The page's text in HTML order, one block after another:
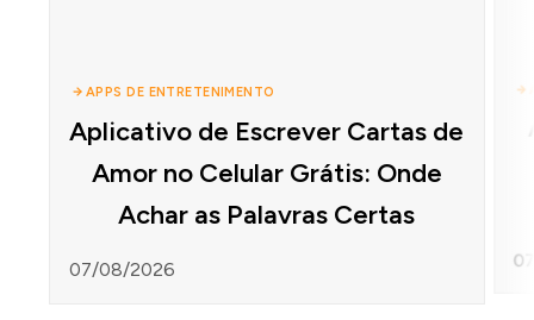
APPS DE ENTRETENIMENTO
Aplicativo de Escrever Cartas de
Amor no Celular Grátis: Onde
Achar as Palavras Certas
07/08/2026